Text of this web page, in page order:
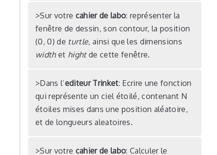
Sur votre cahier de labo: représenter la
fenêtre de dessin, son contour, la position
(0, 0) de turtle, ainsi que les dimensions
widthet hightde cette fenêtre.
Dans l’editeur Trinket: Ecrire une fonction
qui représente un ciel étoilé, contenant N
étoiles mises dans une position aléatoire,
et de longueurs aleatoires.
Sur votre cahier de labo: Calculer le